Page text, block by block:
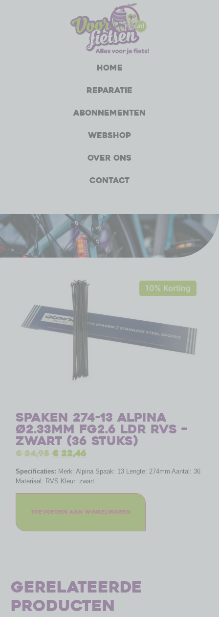
Home
Reparatie
Abonnementen
Webshop
Over ons
Contact
10% Korting
Spaken 274-13 Alpina
ø2.33mm FG2.6 LDR RVS –
zwart (36 stuks)
€24,95 €22,46
Specificaties: Merk: Alpina Spaak: 13 Lengte: 274mm Aantal: 36
Materiaal: RVS Kleur: zwart
Toevoegen aan winkelwagen
Gerelateerde
producten